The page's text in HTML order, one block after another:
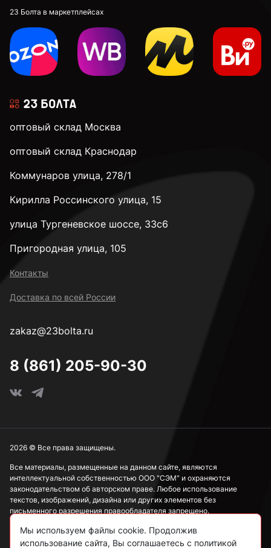
М12
М14
М24
М30
Под ключ 10 мм
Под ключ 15 мм
23 Болта в маркетплейсах
оптовый склад Москва
оптовый склад Краснодар
Коммунаров улица, 278/1
Кирилла Россинского улица, 15
улица Тургеневское шоссе, 33с6
Пригородная улица, 105
Контакты
Доставка по всей России
zakaz@23bolta.ru
8 (861) 205-90-30
Все материалы, размещенные на данном сайте, являются
интеллектуальной собственностью ООО "СЭМ" и охраняются
законодательством об авторском праве. Любое использование
текстов, изображений, дизайна или других элементов без
письменного разрешения правообладателя запрещено.
Информация, представленная на сайте, носит исключительно
ознакомительный характер и не может рассматриваться как
2026 © Все права защищены.
Мы используем файлы cookie. Продолжив
использование сайта, Вы соглашаетесь с политикой